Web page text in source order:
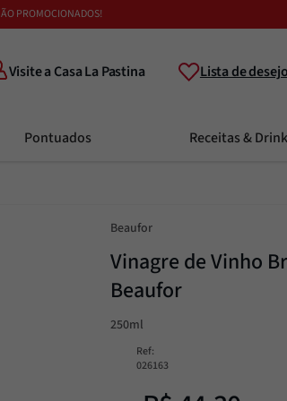
PROMOCIONADOS!
Visite a Casa La Pastina Lista de
Pontuados Receitas &
Beaufor
Vinagre de Vinho
Beaufor
250ml
Ref:
026163